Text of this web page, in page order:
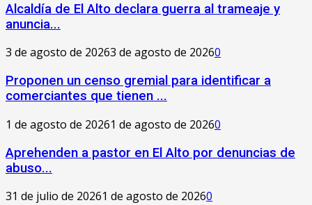
‎Alcaldía de El Alto declara guerra al trameaje y
anuncia...
3 de agosto de 20263 de agosto de 20260
Proponen un censo gremial para identificar a
comerciantes que tienen ...
1 de agosto de 20261 de agosto de 20260
Aprehenden a pastor en El Alto por denuncias de
abuso...
31 de julio de 20261 de agosto de 20260